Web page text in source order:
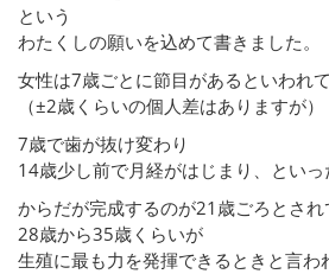
という
わたくしの願いを込めて書きました。
女性は7歳ごとに節目があるといわれて
（±2歳くらいの個人差はありますが）
7歳で歯が抜け変わり
14歳少し前で月経がはじまり、といっ
からだが完成するのが21歳ごろとされ
28歳から35歳くらいが
生殖に最も力を発揮できるときと言わ